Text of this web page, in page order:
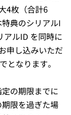
4枚（合計6
典のシリアルI
アルID を同時に
申し込みいただ
となります。
の期限までに
限を過ぎた場